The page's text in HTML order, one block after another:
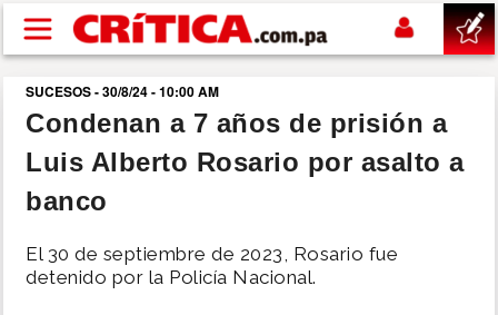
Pasar al contenido principal
buscar
SUCESOS
POLÍTICA
SUCESOS - 30/8/24 - 10:00 AM
Condenan a 7 años de prisión a
Luis Alberto Rosario por asalto a
banco
El 30 de septiembre de 2023, Rosario fue
detenido por la Policía Nacional.